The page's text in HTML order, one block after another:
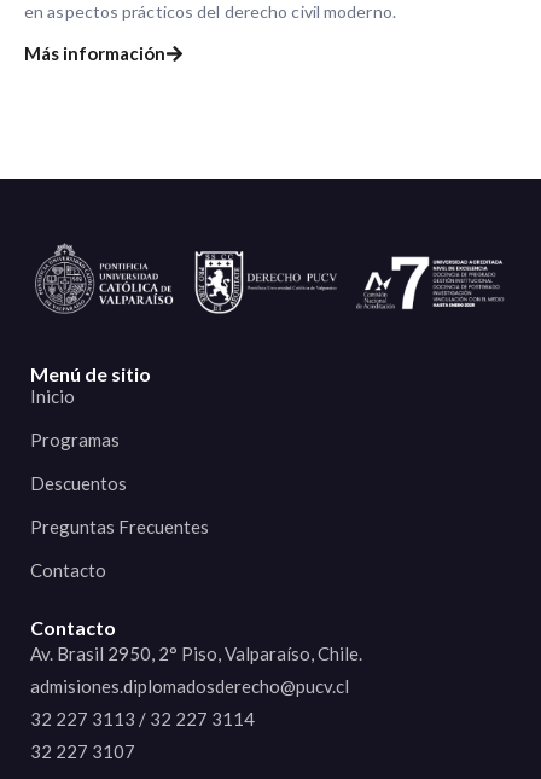
en aspectos prácticos del derecho civil moderno.
Más información
Menú de sitio
Inicio
Programas
Descuentos
Preguntas Frecuentes
Contacto
Contacto
Av. Brasil 2950, 2° Piso, Valparaíso, Chile.
admisiones.diplomadosderecho@pucv.cl
32 227 3113 / 32 227 3114
32 227 3107